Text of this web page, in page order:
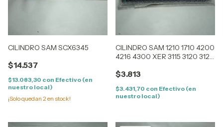
CILINDRO SAM SCX6345
$14.537
$13.083,30 con Efectivo (en
nuestro local)
¡Solo quedan 2en stock!
CILINDRO SAM 1210 1710 4200
4216 4300 XER 3115 3120 3121
$3.813
$3.431,70 con Efectivo (en
nuestro local)